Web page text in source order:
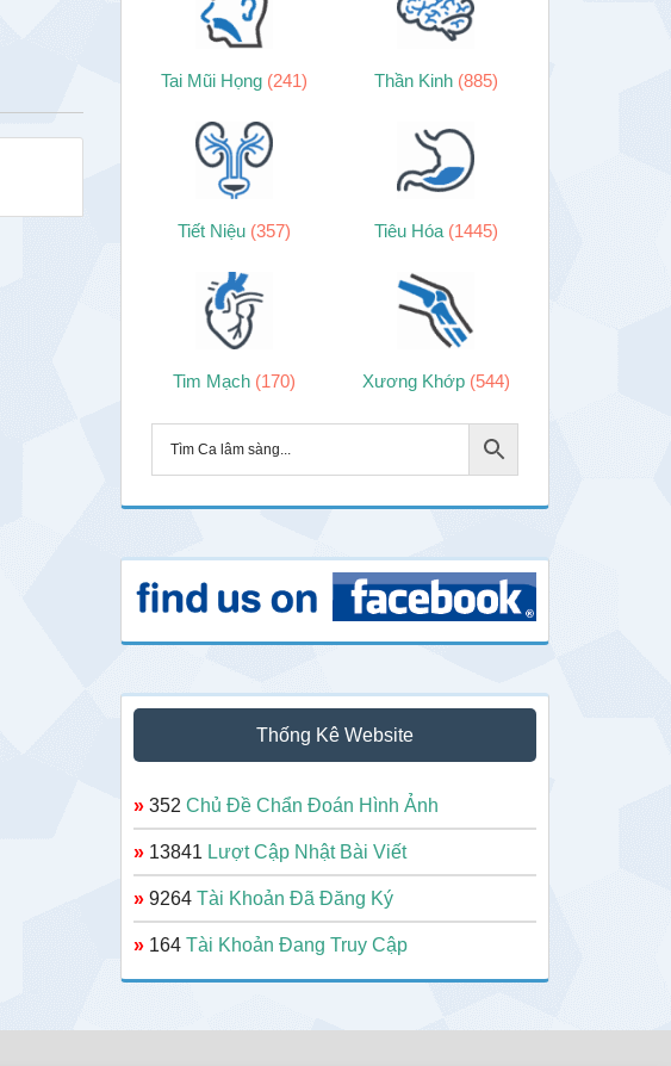
Tai Mũi Họng (241) Thần Kinh (885)
Tiết Niệu (357) Tiêu Hóa (1445)
Tim Mạch (170) Xương Khớp (544)
Thống Kê Website
» 352 Chủ Đề Chẩn Đoán Hình Ảnh
» 13841 Lượt Cập Nhật Bài Viết
» 9264 Tài Khoản Đã Đăng Ký
» 164 Tài Khoản Đang Truy Cập